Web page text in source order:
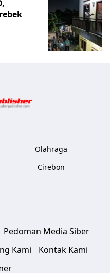
Olahraga
Cirebon
Pedoman Media Siber
Kami
Kontak Kami